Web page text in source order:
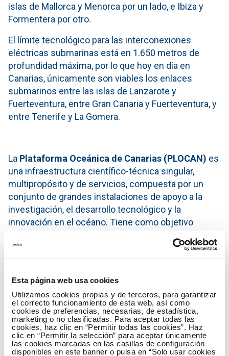
Esta página web usa cookies
Utilizamos cookies propias y de terceros, para garantizar
el correcto funcionamiento de esta web, así como
cookies de preferencias, necesarias, de estadística,
marketing o no clasificadas. Para aceptar todas las
cookies, haz clic en “Permitir todas las cookies”. Haz
clic en “Permitir la selección” para aceptar únicamente
las cookies marcadas en las casillas de configuración
disponibles en este banner o pulsa en “Solo usar cookies
islas de Mallorca y Menorca por un lado, e Ibiza y
Formentera por otro.
El límite tecnológico para las interconexiones
eléctricas submarinas está en 1.650 metros de
profundidad máxima, por lo que hoy en día en
Canarias, únicamente son viables los enlaces
submarinos entre las islas de Lanzarote y
Fuerteventura, entre Gran Canaria y Fuerteventura, y
entre Tenerife y La Gomera.
La Plataforma Oceánica de Canarias (PLOCAN) es
una infraestructura científico-técnica singular,
multipropósito y de servicios, compuesta por un
conjunto de grandes instalaciones de apoyo a la
investigación, el desarrollo tecnológico y la
innovación en el océano. Tiene como objetivo
contexto internacional para hacer posible la mejor
investigación, desarrollo tecnológico e innovación
crecientes, de forma medioambientalmente
sostenible. Está cofinanciada por los Gobiernos de
España y Canarias, a través del Ministerio de
Economía y Competitividad (MINECO) y de la
Agencia Canaria de Investigación, Innovación y
Sociedad de la Información (ACIISI) y el Fondo